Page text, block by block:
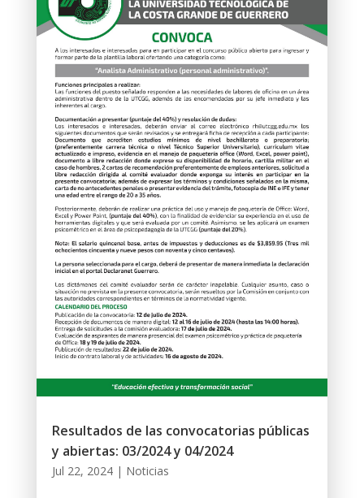
Resultados de las convocatorias públicas
y abiertas: 03/2024 y 04/2024
Jul 22, 2024| Noticias